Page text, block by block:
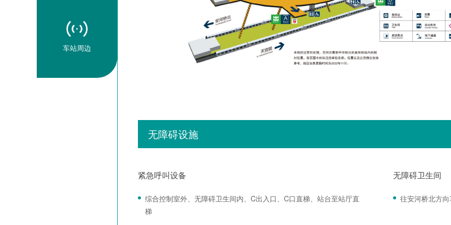
车站周边
无障碍设施
紧急呼叫设备
综合控制室外、无障碍卫生间内、C出入口、C口直梯、站台至站厅直
梯
无障碍卫生间
往安河桥北方